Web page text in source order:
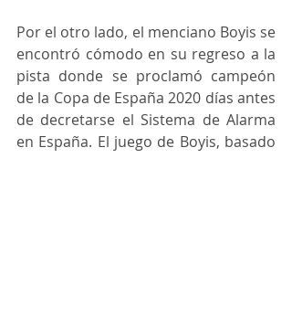
Por el otro lado, el menciano Boyis se
encontró cómodo en su regreso a la
pista donde se proclamó campeón
de la Copa de España 2020 días antes
de decretarse el Sistema de Alarma
en España. El juego de Boyis, basado